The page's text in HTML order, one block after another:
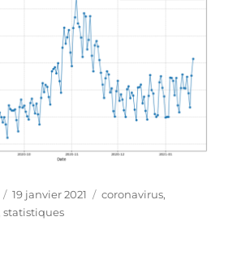
Publié
le
19 janvier 2021 Catégories
coronavirus,
,statistiques